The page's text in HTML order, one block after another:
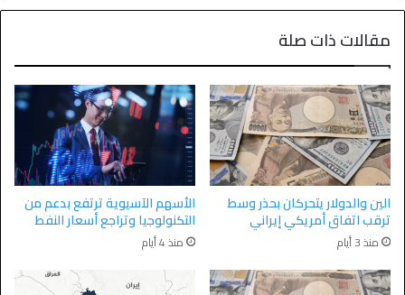
مقالات ذات صلة
الين والدولار يتحركان بحذر وسط
ترقب اتفاق أمريكي إيراني
منذ 3 أيام
الأسهم الآسيوية ترتفع بدعم من
التكنولوجيا وتراجع أسعار النفط
منذ 4 أيام